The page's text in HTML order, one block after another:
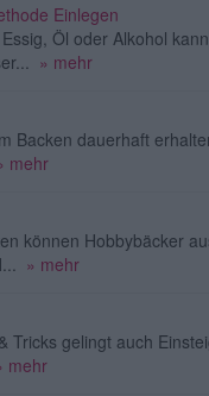
Einlegen
Öl oder Alkohol
» mehr
Backen dauerhaft
mehr
können Hobbybäcker
» mehr
Tricks gelingt auch
mehr